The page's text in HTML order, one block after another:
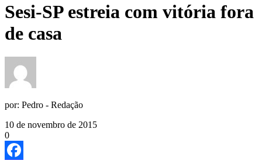
Sesi-SP estreia com vitória fora
de casa
por: Pedro - Redação
10 de novembro de 2015
0